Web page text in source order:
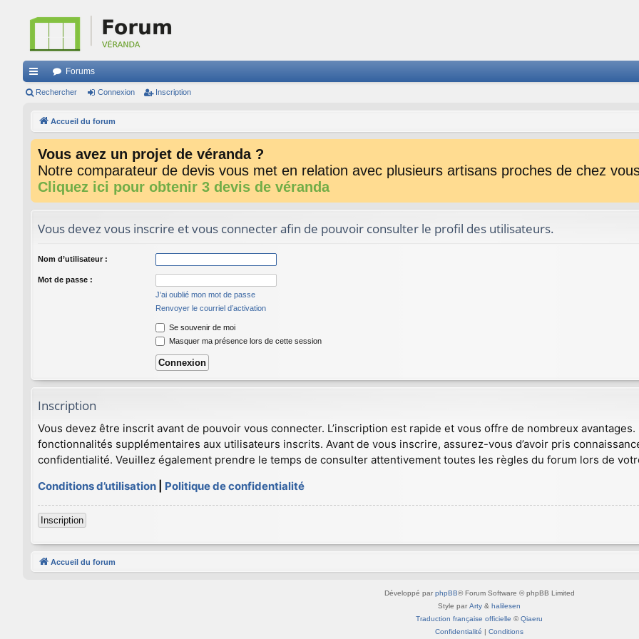
ac
Forums
Rechercher Connexion Inscription
Accueil du forum
Vous avez un projet de véranda ?
Notre comparateur de devis vous met en relation avec plusieurs artisans proches de chez
Cliquez ici pour obtenir 3 devis de véranda
Vous devez vous inscrire et vous connecter afin de pouvoir consulter le profil des utilisateurs.
Nom d’utilisateur :
Mot de passe :
J’ai oublié mon mot de passe
Renvoyer le courriel d’activation
Se souvenir de moi
Masquer ma présence lors de cette session
Inscription
Vous devez être inscrit avant de pouvoir vous connecter. L’inscription est rapide et vous offre de nombreux
fonctionnalités supplémentaires aux utilisateurs inscrits. Avant de vous inscrire, assurez-vous d’avoir pris
confidentialité. Veuillez également prendre le temps de consulter attentivement toutes les règles du forum lors de
Conditions d’utilisation
Politique de confidentialité
Inscription
Accueil du forum
Développé par phpBB® Forum Software © phpBB Limited
Style par Arty & halilesen
Traduction française officielle ©Qiaeru
Confidentialité | Conditions